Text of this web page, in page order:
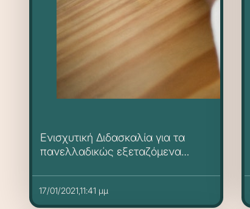
Ενισχυτική Διδασκαλία για τα
πανελλαδικώς εξεταζόμενα
17/01/2021,11:41 μμ